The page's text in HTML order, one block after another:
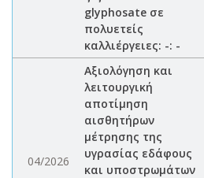
glyphosate σε
πολυετείς
καλλιέργειες: -: -
04/2026
Αξιολόγηση και
λειτουργική
αποτίμηση
αισθητήρων
μέτρησης της
υγρασίας εδάφους
και υποστρωμάτων